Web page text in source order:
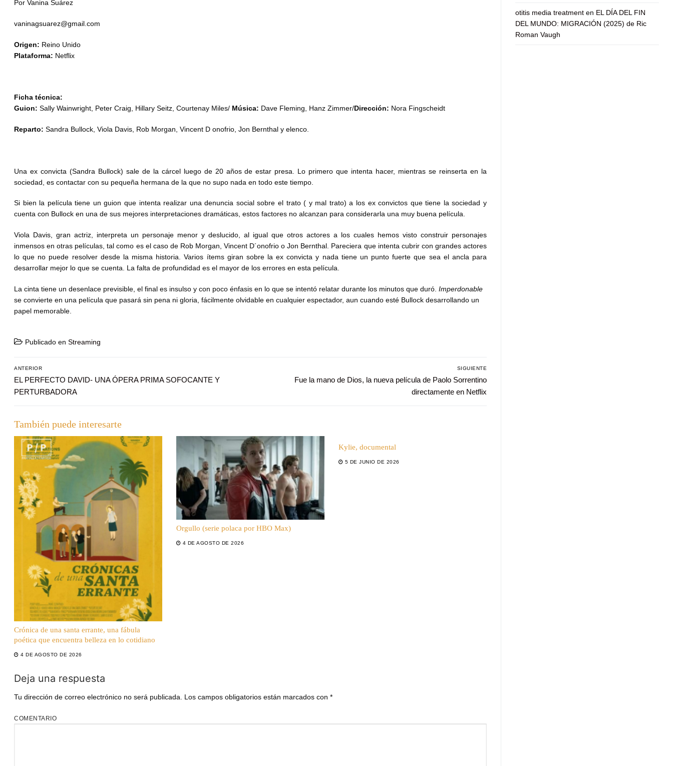
Por Vanina Suárez
vaninagsuarez@gmail.com
Origen: Reino Unido
Plataforma: Netflix
Ficha técnica:
Guion: Sally Wainwright, Peter Craig, Hillary Seitz, Courtenay Miles/ Música: Dave Fleming, Hanz Zimmer/Dirección: Nora Fingscheidt
Reparto: Sandra Bullock, Viola Davis, Rob Morgan, Vincent D onofrio, Jon Bernthal y elenco.
Una ex convicta (Sandra Bullock) sale de la cárcel luego de 20 años de estar presa. Lo primero que intenta hacer, mientras se reinserta en la
sociedad, es contactar con su pequeña hermana de la que no supo nada en todo este tiempo.
Si bien la película tiene un guion que intenta realizar una denuncia social sobre el trato ( y mal trato) a los ex convictos que tiene la sociedad y
cuenta con Bullock en una de sus mejores interpretaciones dramáticas, estos factores no alcanzan para considerarla una muy buena película.
Viola Davis, gran actriz, interpreta un personaje menor y deslucido, al igual que otros actores a los cuales hemos visto construir personajes
inmensos en otras películas, tal como es el caso de Rob Morgan, Vincent D´onofrio o Jon Bernthal. Pareciera que intenta cubrir con grandes actores
lo que no puede resolver desde la misma historia. Varios ítems giran sobre la ex convicta y nada tiene un punto fuerte que sea el ancla para
desarrollar mejor lo que se cuenta. La falta de profundidad es el mayor de los errores en esta película.
La cinta tiene un desenlace previsible, el final es insulso y con poco énfasis en lo que se intentó relatar durante los minutos que duró. Imperdonable
se convierte en una película que pasará sin pena ni gloria, fácilmente olvidable en cualquier espectador, aun cuando esté Bullock desarrollando un
papel memorable.
Publicado en Streaming
Navegación
de
ANTERIOR
Entrada
anterior:
EL PERFECTO DAVID- UNA ÓPERA PRIMA SOFOCANTE Y
PERTURBADORA
SIGUIENTE
Entrada
Fue la mano de Dios, la nueva película de Paolo Sorrentino
directamente en Netflix
También puede interesarte
Crónica de una santa errante, una fábula
poética que encuentra belleza en lo cotidiano
4 DE AGOSTO DE 2026
Orgullo (serie polaca por HBO Max)
4 DE AGOSTO DE 2026
Kylie, documental
5 DE JUNIO DE 2026
Deja una respuesta
Tu dirección de correo electrónico no será publicada. Los campos obligatorios están marcados con *
COMENTARIO
otitis media treatment en EL DÍA DEL FIN
DEL MUNDO: MIGRACIÓN (2025) de Ric
Roman Vaugh